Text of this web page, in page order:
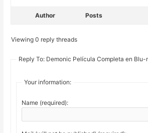
Author Posts
Viewing 0 reply threads
Reply To: Demonic Película Completa en
Your information:
Name (required):